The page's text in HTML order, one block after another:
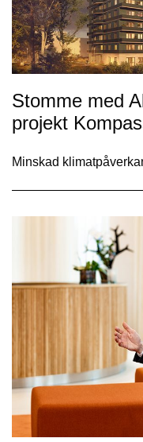
Stomme med
projekt
Minskad